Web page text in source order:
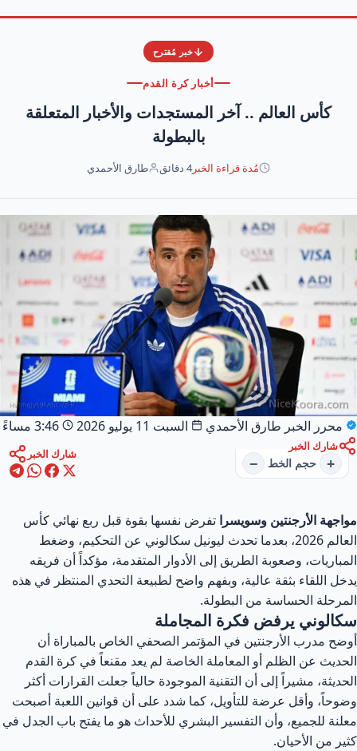
خبر مُقترح
أخبار كرة القدم
كأس العالم .. آخر المستجدات والأخبار المتعلقة
بالبطولة
مُدة قراءة الخبر4 دقائق طارق الأحمدي
محرر الخبر طارق الأحمدي السبت 11 يوليو 2026 3:46 مساءً
شارك الخبر
+ حجم الخط − شارك الخبر
الأرجنتين وسويسراتفرض نفسها بقوة قبل ربع نهائي كأس
العالم 2026، بعدما تحدث ليونيل سكالوني عن التحكيم، وضغط
وصعوبة الطريق إلى الأدوار المتقدمة، مؤكداً أن فريقه
اللقاء بثقة عالية، وبفهم واضح لطبيعة التحدي المنتظر في هذه
الحساسة من البطولة.
يرفض فكرة المجاملة
مدرب الأرجنتين في المؤتمر الصحفي الخاص بالمباراة أن
عن الظلم أو المعاملة الخاصة لم يعد مقنعاً في كرة القدم
مشيراً إلى أن التقنية الموجودة حالياً جعلت القرارات أكثر
وأقل عرضة للتأويل، كما شدد على أن قوانين اللعبة أصبحت
للجميع، وأن التفسير البشري للأحداث هو ما يفتح باب الجدل في
من الأحيان.